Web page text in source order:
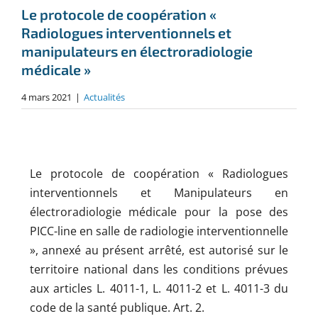
Le protocole de coopération «
Radiologues interventionnels et
manipulateurs en électroradiologie
médicale »
4 mars 2021 | Actualités
Le protocole de coopération « Radiologues
interventionnels et Manipulateurs en
électroradiologie médicale pour la pose des
PICC-line en salle de radiologie interventionnelle
», annexé au présent arrêté, est autorisé sur le
territoire national dans les conditions prévues
aux articles L. 4011-1, L. 4011-2 et L. 4011-3 du
code de la santé publique. Art. 2.